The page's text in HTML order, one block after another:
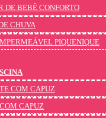
DE BEBÊ CONFORTO
CHUVA
PIQUENIQUE
COM CAPUZ
CAPUZ